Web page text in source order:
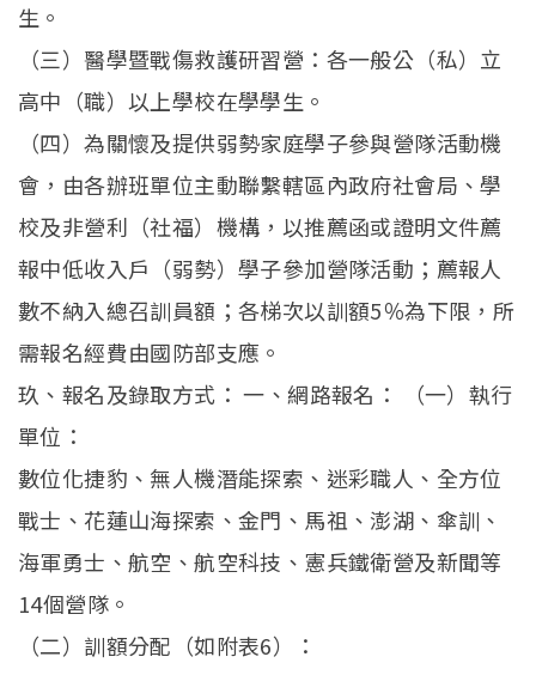
生。
（三）醫學暨戰傷救護研習營：各一般公（私）立
高中（職）以上學校在學學生。
（四）為關懷及提供弱勢家庭學子參與營隊活動機
會，由各辦班單位主動聯繫轄區內政府社會局、學
校及非營利（社福）機構，以推薦函或證明文件薦
報中低收入戶（弱勢）學子參加營隊活動；薦報人
數不納入總召訓員額；各梯次以訓額5％為下限，所
需報名經費由國防部支應。
玖、報名及錄取方式： 一、網路報名： （一）執行
單位：
數位化捷豹、無人機潛能探索、迷彩職人、全方位
戰士、花蓮山海探索、金門、馬祖、澎湖、傘訓、
海軍勇士、航空、航空科技、憲兵鐵衛營及新聞等
14個營隊。
（二）訓額分配（如附表6）：